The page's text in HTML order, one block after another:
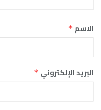
الاسم *
البريد الإلكتروني *